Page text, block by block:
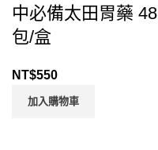
中必備太田胃藥 48
包/盒
NT$550
加入購物車